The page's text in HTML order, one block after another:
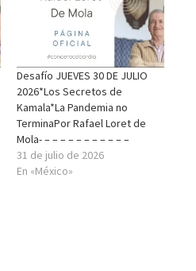
Desafío JUEVES 30 DE JULIO
2026*Los Secretos de
Kamala*La Pandemia no
TerminaPor Rafael Loret de
Mola- – – – – – – – – – – –
31 de julio de 2026
En «México»